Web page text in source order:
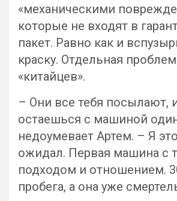
«механическими
которые не входят в
пакет. Равно как и
краску. Отдельная
«китайцев».
– Они все тебя посылают,
остаешься с машиной
недоумевает Артем. – Я
ожидал. Первая машина с
подходом и отношением.
пробега, а она уже